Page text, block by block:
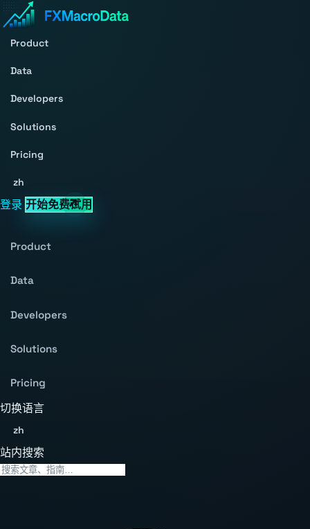
Product
Data
Developers
Solutions
Pricing
zh
登录 开始免费试用
Product
Data
Developers
Solutions
Pricing
切换语言
zh
站内搜索